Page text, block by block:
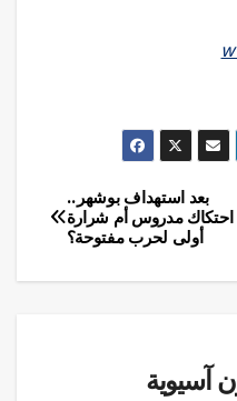
بعد استهداف بوشهر..
احتكاك مدروس أم شرارة
أولى لحرب مفتوحة؟
آسيوية